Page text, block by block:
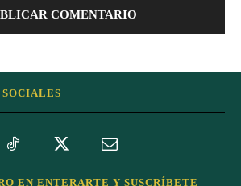
SOCIALES
EN ENTERARTE Y SUSCRÍBETE